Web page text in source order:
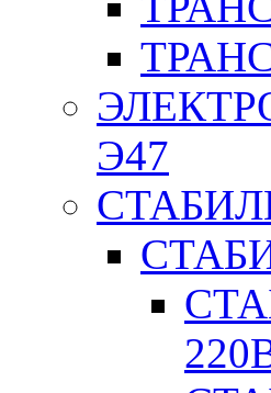
Э47